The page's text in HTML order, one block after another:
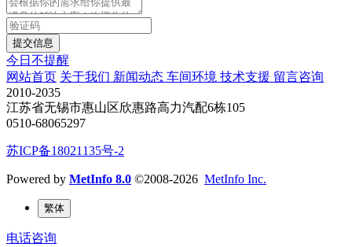
提交信息
今日不提醒
网站首页 关于我们 新闻动态 车间环境 技术支援 留言咨询
2010-2035
江苏省无锡市惠山区欣惠路高力汽配6栋105
0510-68065297
苏ICP备18021135号-2
Powered by MetInfo 8.0 ©2008-2026 MetInfo Inc.
繁体
电话咨询